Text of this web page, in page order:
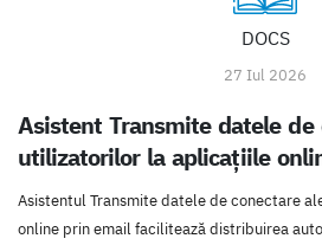
DOCS
27 Iul 2026
Asistent Transmite datele de
utilizatorilor la aplicațiile
Asistentul Transmite datele de conectare
online prin email facilitează distribuirea